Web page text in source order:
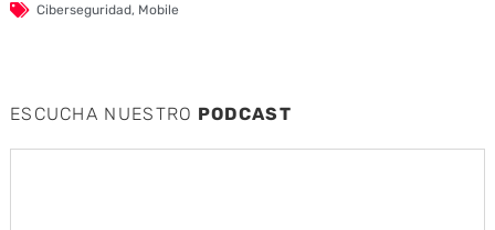
Ciberseguridad, Mobile
ESCUCHA NUESTRO PODCAST